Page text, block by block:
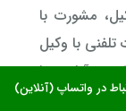
مشورت با
با وکیل
آنلاین با
راهکار حقوقی تلفنی،
در واتساپ (آنلاین)